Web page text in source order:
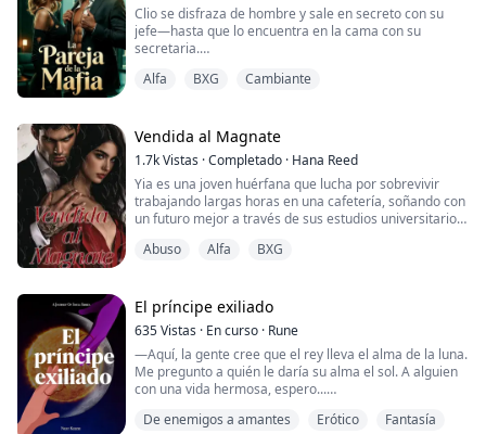
Clio se disfraza de hombre y sale en secreto con su
jefe—hasta que lo encuentra en la cama con su
secretaria.
Antes de que pueda reaccionar, él la convence de ir
En el momento en que Matthew la ve, su mirada se
congela. No puede creerlo—su compañera
predestinada es… humana. Y un hombre.
Clio lucha por ...
Alfa BXG Cambiante
Vendida al Magnate
1.7kVistas ·Completado · Hana Reed
Yia es una joven huérfana que lucha por sobrevivir
trabajando largas horas en una cafetería, soñando con
un futuro mejor a través de sus estudios universitarios.
cuando es secuestrada por una red de tráfico de
destino es ser subastada al mejor p...
Abuso Alfa BXG
El príncipe exiliado
635Vistas · En curso · Rune
—Aquí, la gente cree que el rey lleva el alma de la luna.
Me pregunto a quién le daría su alma el sol. A alguien
con una vida hermosa, espero...
El príncipe Elai está atrapado en una red de mentiras y
De enemigos a amantes Erótico Fantasía